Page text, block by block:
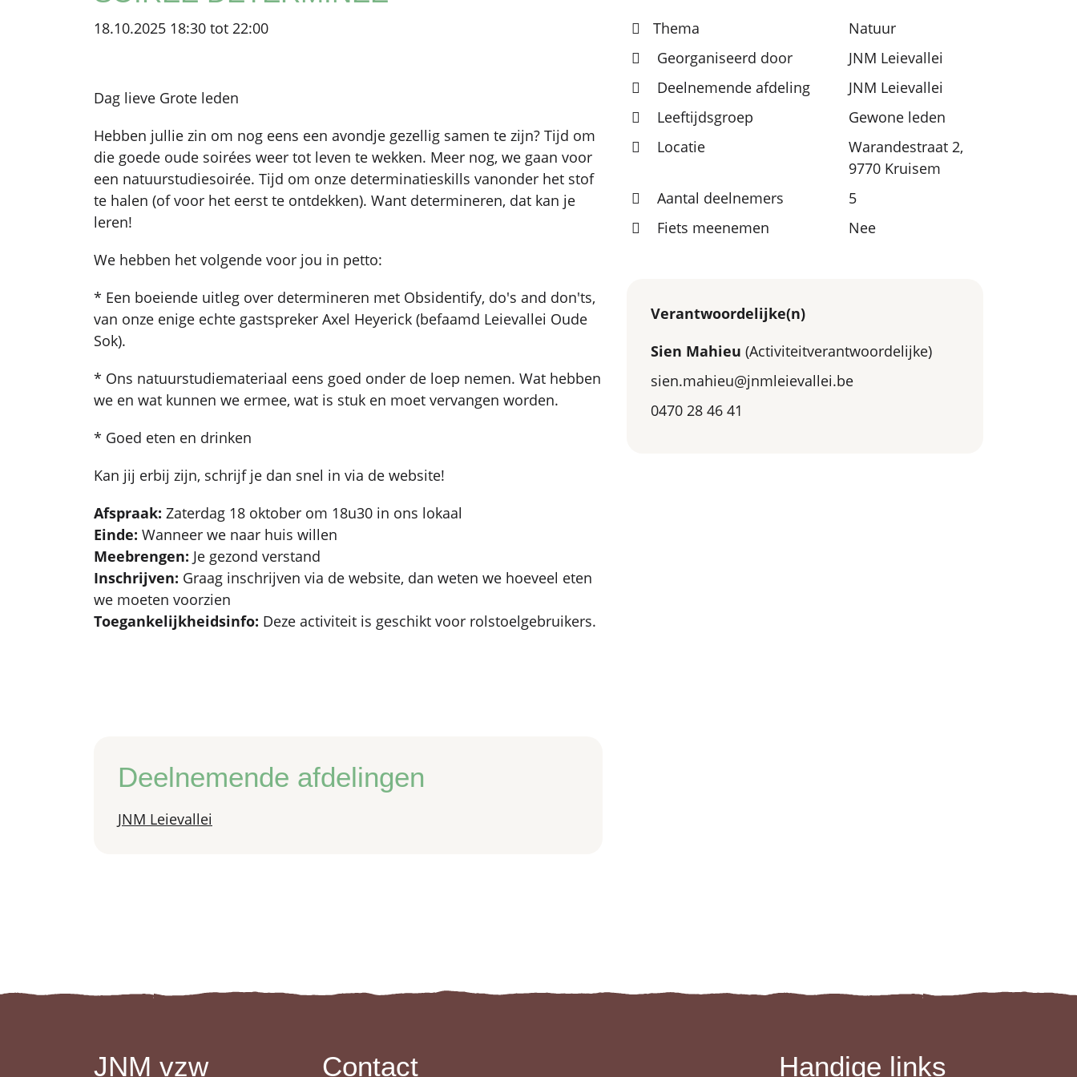
18.10.2025 18:30 tot 22:00
Dag lieve Grote leden
Hebben jullie zin om nog eens een avondje gezellig samen te zijn? Tijd om
die goede oude soirées weer tot leven te wekken. Meer nog, we gaan voor
een natuurstudiesoirée. Tijd om onze determinatieskills vanonder het stof
te halen (of voor het eerst te ontdekken). Want determineren, dat kan je
leren!
We hebben het volgende voor jou in petto:
* Een boeiende uitleg over determineren met Obsidentify, do's and don'ts,
van onze enige echte gastspreker Axel Heyerick (befaamd Leievallei Oude
Sok).
* Ons natuurstudiemateriaal eens goed onder de loep nemen. Wat hebben
we en wat kunnen we ermee, wat is stuk en moet vervangen worden.
* Goed eten en drinken
Kan jij erbij zijn, schrijf je dan snel in via de website!
Afspraak: Zaterdag 18 oktober om 18u30 in ons lokaal
Einde: Wanneer we naar huis willen
Meebrengen: Je gezond verstand
Inschrijven: Graag inschrijven via de website, dan weten we hoeveel eten
we moeten voorzien
Toegankelijkheidsinfo: Deze activiteit is geschikt voor rolstoelgebruikers.
Deelnemende afdelingen
JNM Leievallei
Thema
Natuur
Georganiseerd door
JNM Leievallei
Deelnemende afdeling
JNM Leievallei
Leeftijdsgroep
Gewone leden
Locatie
Warandestraat 2,
9770 Kruisem
Aantal deelnemers
5
Fiets meenemen
Nee
Verantwoordelijke(n)
Sien Mahieu (Activiteitverantwoordelijke)
sien.mahieu@jnmleievallei.be
0470 28 46 41
JNM vzw Contact Handige links